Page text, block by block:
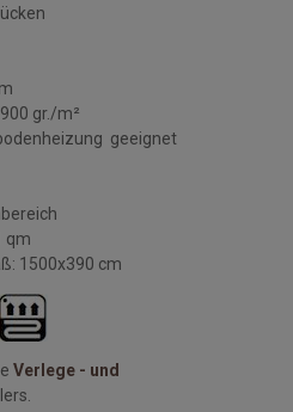
gr./m²
geeignet
qm
1500x390 cm
Verlege - und